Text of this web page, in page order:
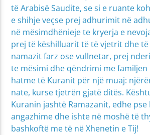
të Arabisë Saudite, se si e ruante
e shihje veçse prej adhurimit në
në mësimdhënieje te kryerja e
prej të këshilluarit të të vjetrit dhe
namazit farz ose vullnetar, prej
te mësimi dhe qëndrimi me familjen
hatme të Kuranit për një muaj:
nate, kurse tjetrën gjatë ditës.
Kuranin jashtë Ramazanit, edhe
angazhime dhe ishte në moshë të
bashkoftë me të në Xhenetin e Tij!